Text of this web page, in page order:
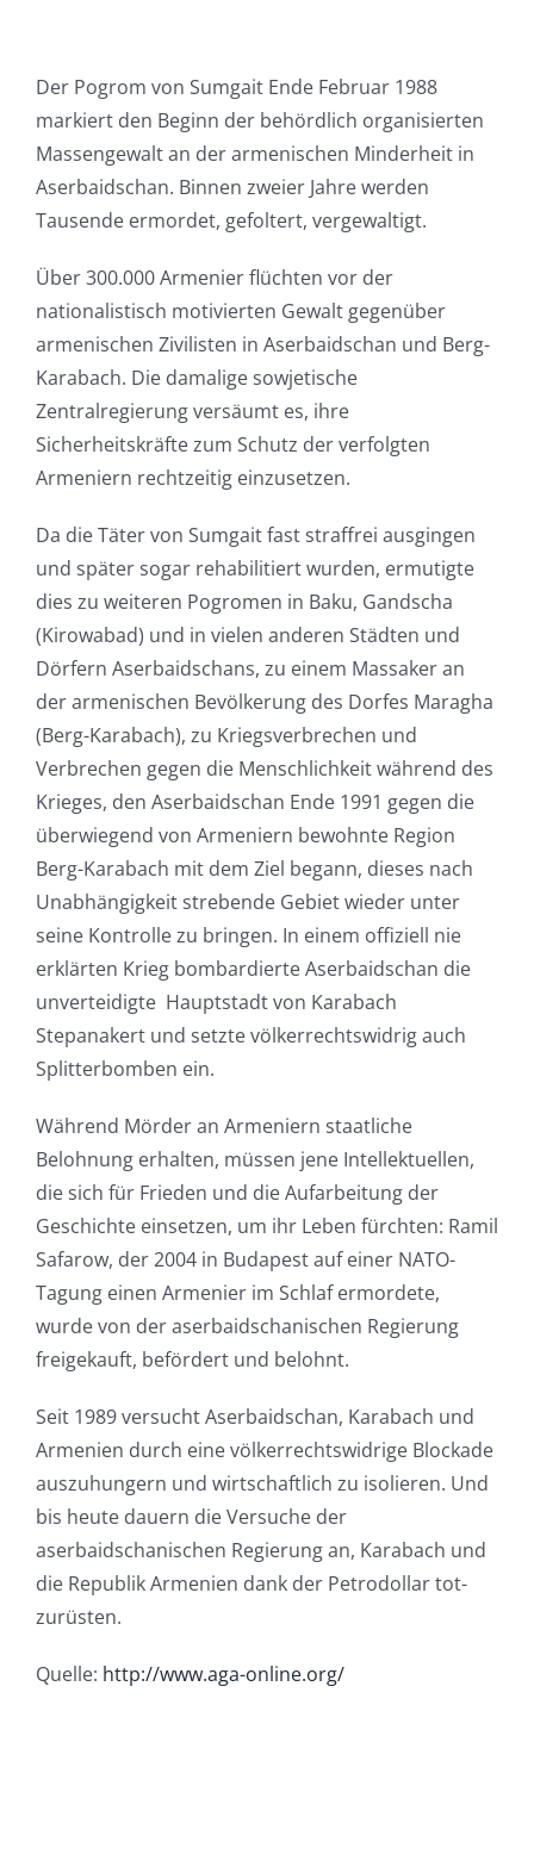
Der Pogrom von Sumgait Ende Februar 1988
markiert den Beginn der behördlich organisierten
Massengewalt an der armenischen Minderheit in
Aserbaidschan. Binnen zweier Jahre werden
Tausende ermordet, gefoltert, vergewaltigt.
Über 300.000 Armenier flüchten vor der
nationalistisch motivierten Gewalt gegenüber
armenischen Zivilisten in Aserbaidschan und Berg-
Karabach. Die damalige sowjetische
Zentralregierung versäumt es, ihre
Sicherheitskräfte zum Schutz der verfolgten
Armeniern rechtzeitig einzusetzen.
Da die Täter von Sumgait fast straffrei ausgingen
und später sogar rehabilitiert wurden, ermutigte
dies zu weiteren Pogromen in Baku, Gandscha
(Kirowabad) und in vielen anderen Städten und
Dörfern Aserbaidschans, zu einem Massaker an
der armenischen Bevölkerung des Dorfes Maragha
(Berg-Karabach), zu Kriegsverbrechen und
Verbrechen gegen die Menschlichkeit während des
Krieges, den Aserbaidschan Ende 1991 gegen die
überwiegend von Armeniern bewohnte Region
Berg-Karabach mit dem Ziel begann, dieses nach
Unabhängigkeit strebende Gebiet wieder unter
seine Kontrolle zu bringen. In einem offiziell nie
erklärten Krieg bombardierte Aserbaidschan die
unverteidigte Hauptstadt von Karabach
Stepanakert und setzte völkerrechtswidrig auch
Splitterbomben ein.
Während Mörder an Armeniern staatliche
Belohnung erhalten, müssen jene Intellektuellen,
die sich für Frieden und die Aufarbeitung der
Geschichte einsetzen, um ihr Leben fürchten: Ramil
Safarow, der 2004 in Budapest auf einer NATO-
Tagung einen Armenier im Schlaf ermordete,
wurde von der aserbaidschanischen Regierung
freigekauft, befördert und belohnt.
Seit 1989 versucht Aserbaidschan, Karabach und
Armenien durch eine völkerrechtswidrige Blockade
auszuhungern und wirtschaftlich zu isolieren. Und
bis heute dauern die Versuche der
aserbaidschanischen Regierung an, Karabach und
die Republik Armenien dank der Petrodollar tot-
zurüsten.
Quelle: http://www.aga-online.org/